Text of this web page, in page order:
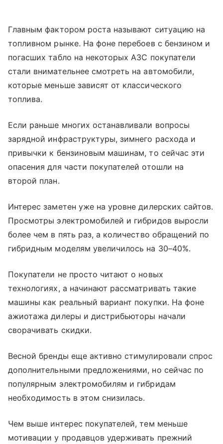
Главным фактором роста называют ситуацию на
топливном рынке. На фоне перебоев с бензином и
погасших табло на некоторых АЗС покупатели
стали внимательнее смотреть на автомобили,
которые меньше зависят от классического
топлива.
Если раньше многих останавливали вопросы
зарядной инфраструктуры, зимнего расхода и
привычки к бензиновым машинам, то сейчас эти
опасения для части покупателей отошли на
второй план.
Интерес заметен уже на уровне дилерских сайтов.
Просмотры электромобилей и гибридов выросли
более чем в пять раз, а количество обращений по
гибридным моделям увеличилось на 30–40%.
Покупатели не просто читают о новых
технологиях, а начинают рассматривать такие
машины как реальный вариант покупки. На фоне
ажиотажа дилеры и дистрибьюторы начали
сворачивать скидки.
Весной бренды еще активно стимулировали спрос
дополнительными предложениями, но сейчас по
популярным электромобилям и гибридам
необходимость в этом снизилась.
Чем выше интерес покупателей, тем меньше
мотивации у продавцов удерживать прежний